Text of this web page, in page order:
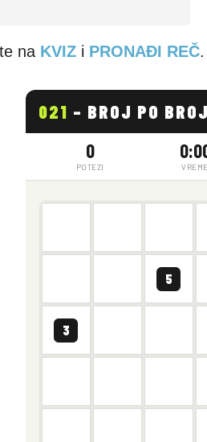
na KVIZ i PRONAĐI REČ.